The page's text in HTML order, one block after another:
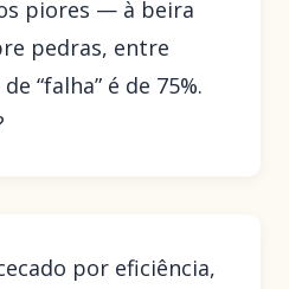
piores — à beira
pedras, entre
“falha” é de 75%.
por eficiência,